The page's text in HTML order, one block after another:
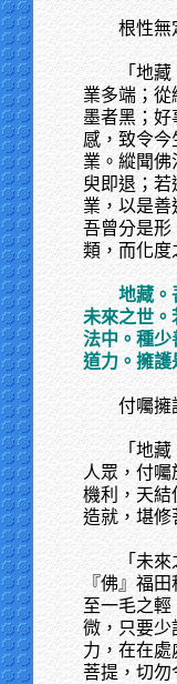
根性無
「地
業多端；
墨者黑；好
感，致令
業。縱聞佛
臾即退；
業，以是
吾曾分是形
類，而化度
地藏。
未來之世
法中。種少
道力。擁護
付囑擁
「地
人眾，付
機利，天結
造就，堪修
「未
『佛』福
至一毛之
微，只要少
力，在在處
菩提，切勿